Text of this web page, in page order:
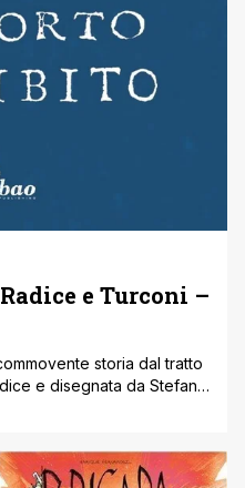
e Turconi –
storia dal tratto
e disegnata da Stefano
moglie. Tante le storie
la parodia dell’Isola del